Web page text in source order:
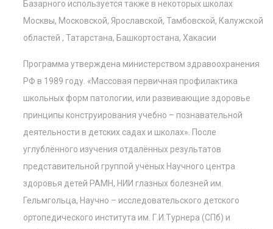
Базарного используется также в некоторых школах
Москвы, Московской, Ярославской, Тамбовской, Калужской
областей , Татарстана, Башкортостана, Хакасии
Программа утверждена министерством здравоохранения
РФ в 1989 году. «Массовая первичная профилактика
школьных форм патологии, или развивающие здоровье
принципы конструирования учебно – познавательной
деятельности в детских садах и школах». После
углублённого изучения отдалённых результатов
представительной группой учёных Научного центра
здоровья детей РАМН, НИИ глазных болезней им.
Гельмгольца, Научно – исследовательского детского
ортопедического института им. Г.И.Турнера (СПб) и